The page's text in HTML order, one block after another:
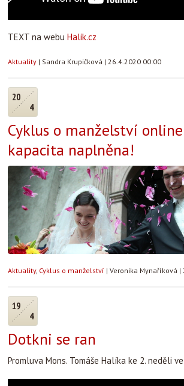
TEXT na webu Halik.cz
Aktuality | Sandra Krupičková | 26.4.2020 00:00
20
4
Cyklus o manželství
kapacita naplněna!
Aktuality, Cyklus o manželství | Veronika Mynaříková |
19
4
Dotkni se ran
Promluva Mons. Tomáše Halíka ke 2. neděli